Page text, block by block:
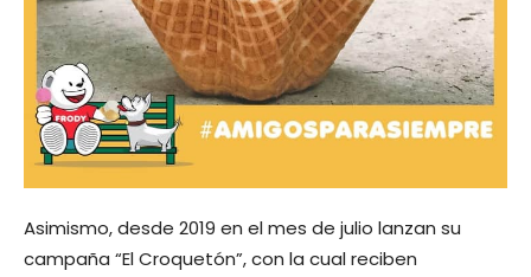
Asimismo, desde 2019 en el mes de julio lanzan su
campaña “El Croquetón”, con la cual reciben